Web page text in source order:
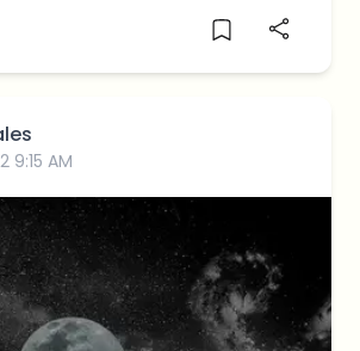
9:15 AM